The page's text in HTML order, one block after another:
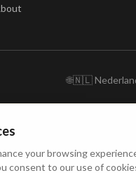
🌐🇳🇱
your browsing
consent to our use of